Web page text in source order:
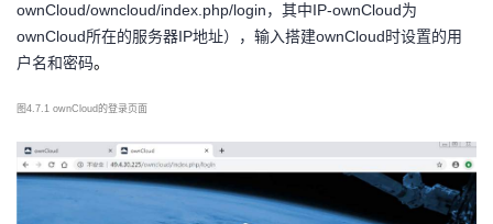
ownCloud/owncloud/index.php/login，其中IP-ownCloud为
ownCloud所在的服务器IP地址），输入搭建ownCloud时设置的用
户名和密码。
图 4.7.1 ownCloud的登录页面